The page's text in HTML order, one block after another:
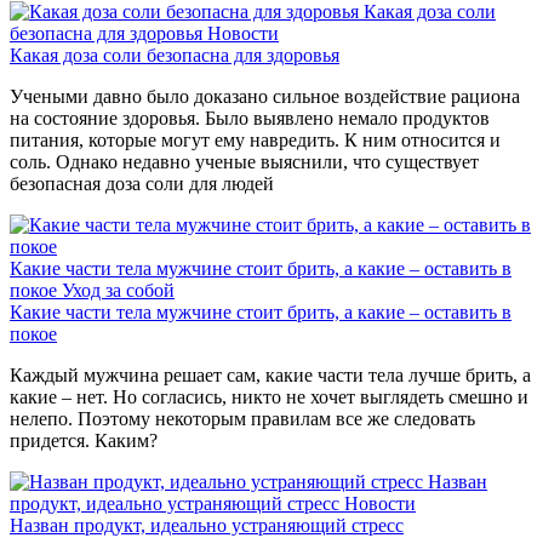
Какая доза соли
безопасна для здоровья Новости
Какая доза соли безопасна для здоровья
Учеными давно было доказано сильное воздействие рациона
на состояние здоровья. Было выявлено немало продуктов
питания, которые могут ему навредить. К ним относится и
соль. Однако недавно ученые выяснили, что существует
безопасная доза соли для людей
Какие части тела мужчине стоит брить, а какие – оставить в
покое Уход за собой
Какие части тела мужчине стоит брить, а какие – оставить в
покое
Каждый мужчина решает сам, какие части тела лучше брить, а
какие – нет. Но согласись, никто не хочет выглядеть смешно и
нелепо. Поэтому некоторым правилам все же следовать
придется. Каким?
Назван
продукт, идеально устраняющий стресс Новости
Назван продукт, идеально устраняющий стресс